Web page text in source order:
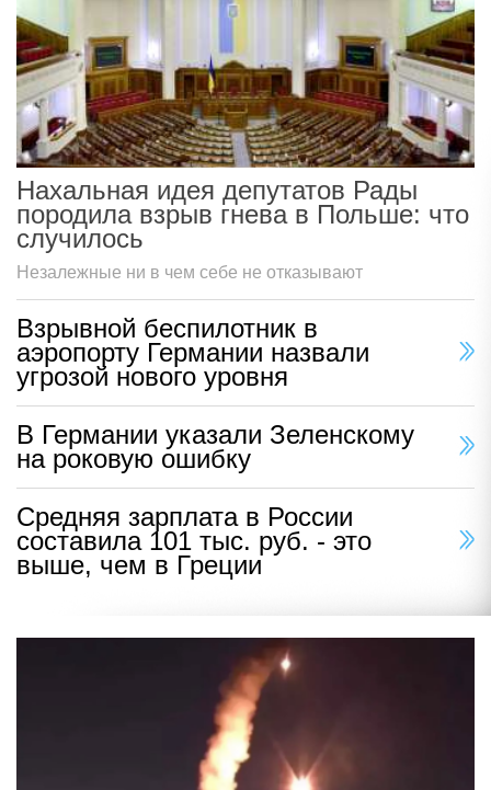
Нахальная идея депутатов Рады
породила взрыв гнева в Польше: что
случилось
Незалежные ни в чем себе не отказывают
Взрывной беспилотник в
аэропорту Германии назвали
угрозой нового уровня
В Германии указали Зеленскому
на роковую ошибку
Средняя зарплата в России
составила 101 тыс. руб. - это
выше, чем в Греции